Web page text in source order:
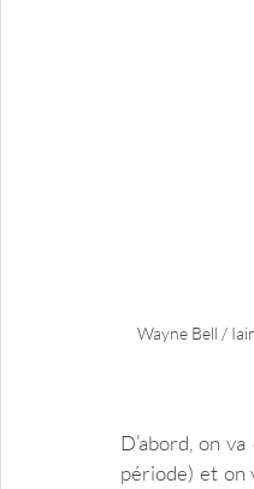
Wayne Bell /
D’abord, on
période) et on